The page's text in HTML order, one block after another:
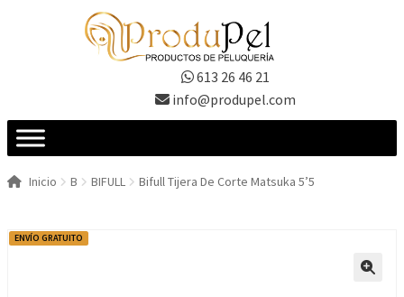
613 26 46 21
info@produpel.com
Inicio B BIFULL Bifull Tijera De Corte Matsuka 5’5
ENVÍO GRATUITO